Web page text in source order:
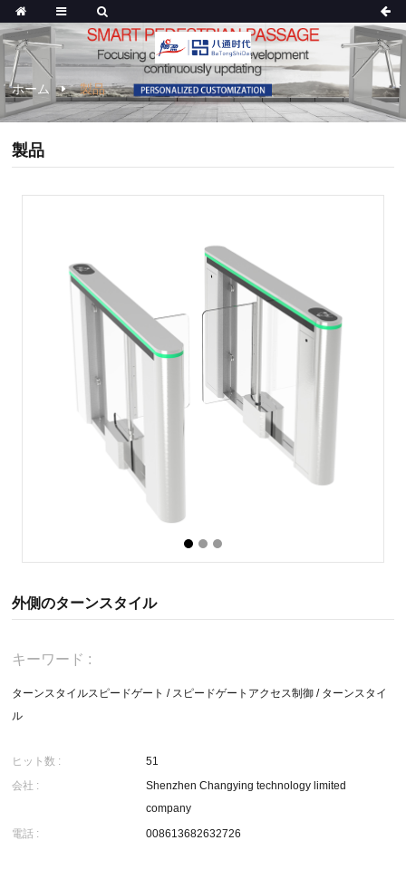
ホーム 製品
製品
外側のターンスタイル
キーワード :
ターンスタイルスピードゲート / スピードゲートアクセス制御 / ターンスタイ
ル
ヒット数 :
51
会社 :
Shenzhen Changying technology limited
company
電話 :
008613682632726